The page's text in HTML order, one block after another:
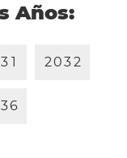
Años:
3 1 2032
36